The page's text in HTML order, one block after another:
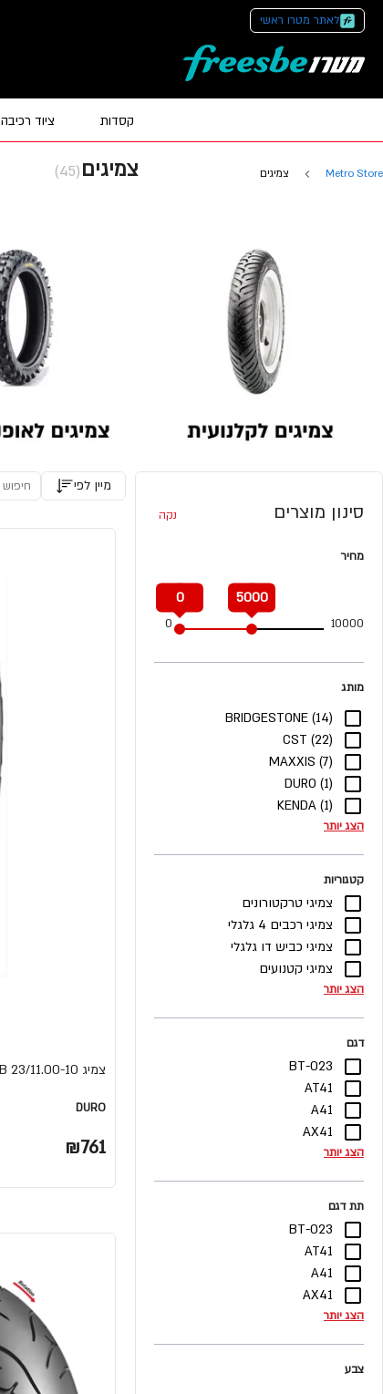
לאתר מטרו ראשי
קסדות ציוד רכיבה
Metro Store צמיגים צמיגים(45)
סינון מוצרים נקה
מחיר
10000
0 5000
0
מותג
BRIDGESTONE (14)
CST (22)
MAXXIS (7)
DURO (1)
KENDA (1)
הצג יותר
קטגוריות
צמיגי טרקטורונים
צמיגי רכבים 4 גלגלי
צמיגי כביש דו גלגלי
צמיגי קטנועים
הצג יותר
דגם
BT-023
AT41
A41
AX41
הצג יותר
תת דגם
BT-023
AT41
A41
AX41
הצג יותר
צבע
מיין לפי
צמיג 23/11.00-10 MULE 4010 DURO DI-K968 4PR 98B
DURO
₪761